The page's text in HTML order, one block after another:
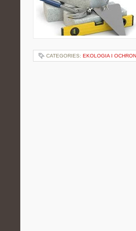
CATEGORIES: EKOLOGIA I